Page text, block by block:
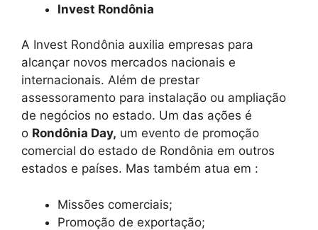
Invest Rondônia
A Invest Rondônia auxilia empresas para
alcançar novos mercados nacionais e
internacionais. Além de prestar
assessoramento para instalação ou ampliação
de negócios no estado. Um das ações é
o Rondônia Day, um evento de promoção
comercial do estado de Rondônia em outros
estados e países. Mas também atua em :
Missões comerciais;
Promoção de exportação;